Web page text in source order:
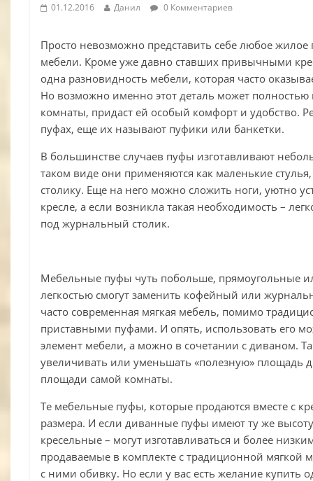
01.12.2016 Данил 0 Комментариев
Просто невозможно представить себе любое
мебели. Кроме уже давно ставших привычными
одна разновидность мебели, которая часто
Но возможно именно этот деталь может полностью
комнаты, придаст ей особый комфорт и удобство.
пуфах, еще их называют пуфики или банкетки.
В большинстве случаев пуфы изготавливают
таком виде они применяются как маленькие
столику. Еще на него можно сложить ноги, уютно
кресле, а если возникла такая необходимость –
под журнальный столик.
Мебельные пуфы чуть побольше, прямоугольные
легкостью смогут заменить кофейный или
часто современная мягкая мебель, помимо
приставными пуфами. И опять, использовать его
элемент мебели, а можно в сочетании с диваном.
увеличивать или уменьшать «полезную» площадь
площади самой комнаты.
Те мебельные пуфы, которые продаются вместе с
размера. И если диванные пуфы имеют ту же
кресельные – могут изготавливаться и более
продаваемые в комплекте с традиционной
с ними обивку. Но если у вас есть желание купить